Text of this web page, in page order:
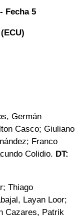
Fecha 5
Germán
Casco; Giuliano
Franco
Colidio. DT:
Thiago
Layan Loor;
Cazares, Patrik